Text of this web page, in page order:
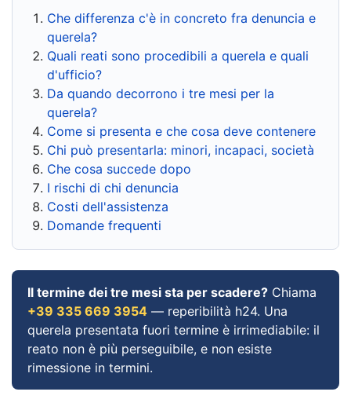
Che differenza c'è in concreto fra denuncia e
querela?
Quali reati sono procedibili a querela e quali
d'ufficio?
Da quando decorrono i tre mesi per la
querela?
Come si presenta e che cosa deve contenere
Chi può presentarla: minori, incapaci, società
Che cosa succede dopo
I rischi di chi denuncia
Costi dell'assistenza
Domande frequenti
Il termine dei tre mesi sta per scadere? Chiama
+39 335 669 3954 — reperibilità h24. Una
querela presentata fuori termine è irrimediabile: il
reato non è più perseguibile, e non esiste
rimessione in termini.